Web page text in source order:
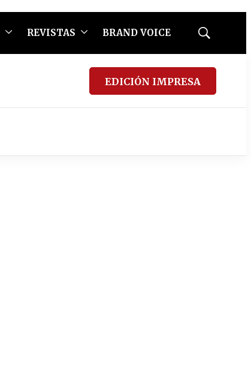
REVISTAS BRAND VOICE
Mostrar
EDICIÓN IMPRESA